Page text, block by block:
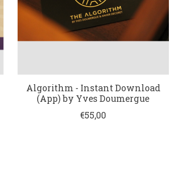
Algorithm - Instant Download
(App) by Yves Doumergue
€55,00